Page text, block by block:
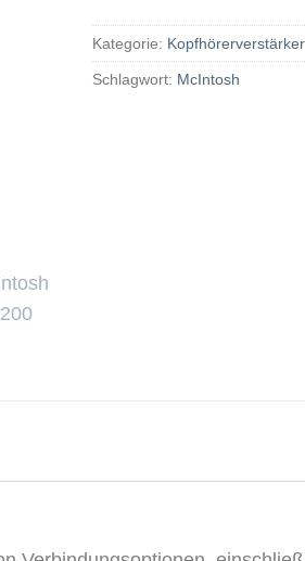
Kategorie: Kopfhörerverstärker
Schlagwort: McIntosh